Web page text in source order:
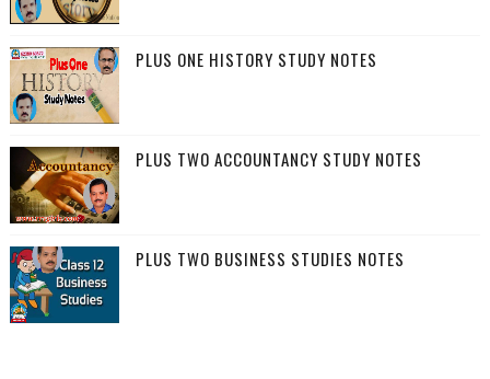
PLUS ONE HISTORY STUDY NOTES
PLUS TWO ACCOUNTANCY STUDY NOTES
PLUS TWO BUSINESS STUDIES NOTES